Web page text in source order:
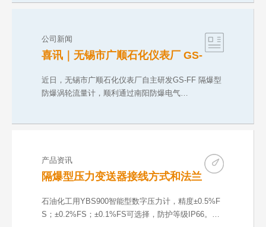
公司新闻
喜讯｜无锡市广顺石化仪表厂 GS-
粉双防爆合格证
近日，无锡市广顺石化仪表厂自主研发GS-FF 隔爆型
防爆涡轮流量计，顺利通过南阳防爆电气…
产品资讯
隔爆型压力变送器接线方式和法兰
石油化工用YBS900智能型数字压力计，精度±0.5%F
S；±0.2%FS；±0.1%FS可选择，防护等级IP66。输